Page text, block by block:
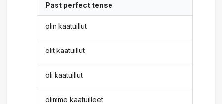
Past perfect tense
olin kaatuillut
olit kaatuillut
oli kaatuillut
olimme kaatuilleet